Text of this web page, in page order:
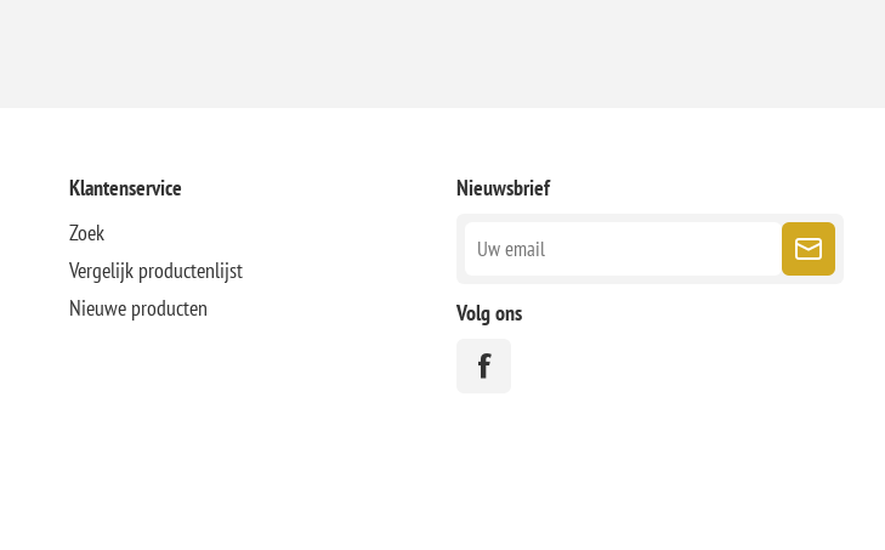
Klantenservice
Zoek
Vergelijk productenlijst
Nieuwe producten
Nieuwsbrief
Volg ons